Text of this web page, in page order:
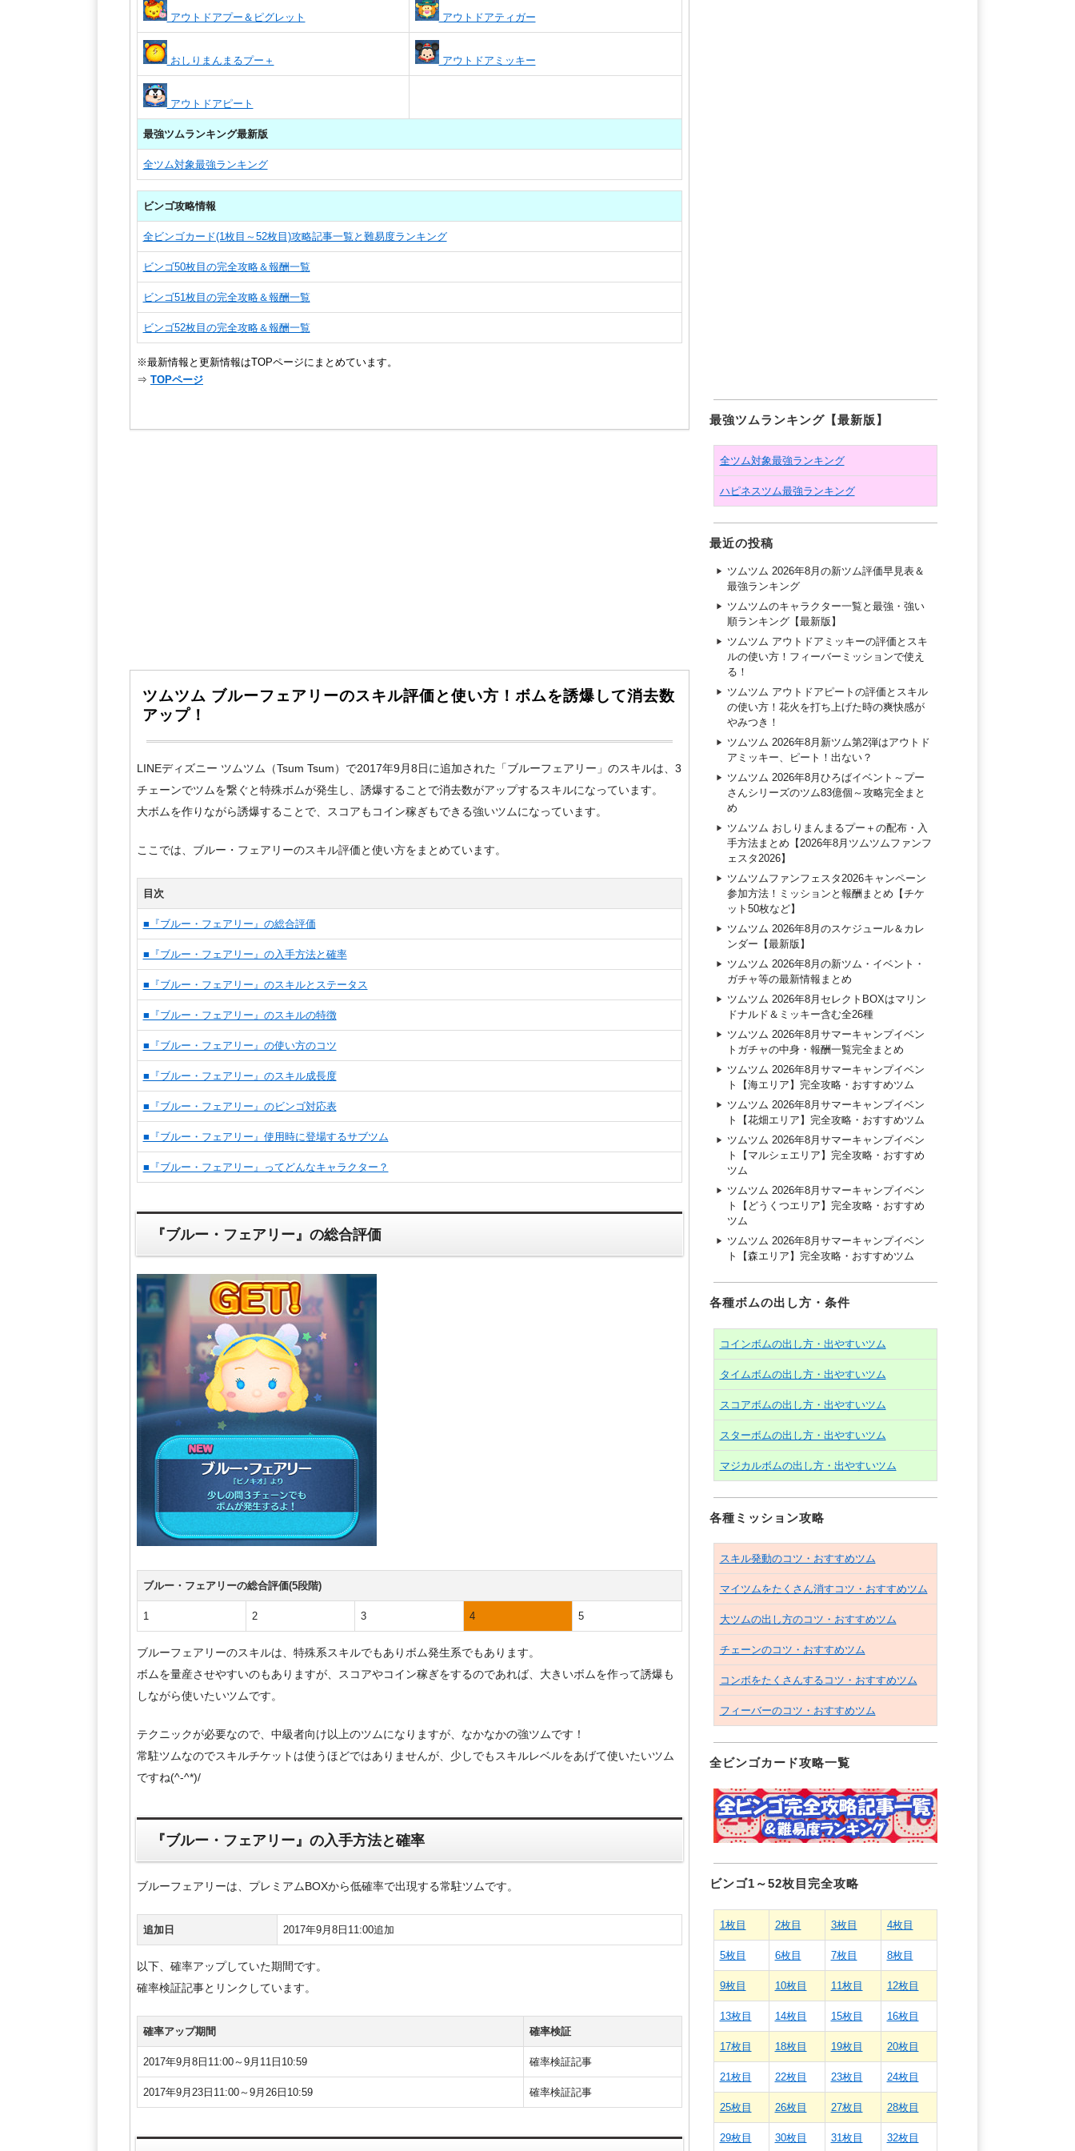
アウトドアプー＆ピグレット アウトドアティガー
おしりまんまるプー＋ アウトドアミッキー
アウトドアピート
最強ツムランキング最新版
全ツム対象最強ランキング
ビンゴ攻略情報
全ビンゴカード(1枚目～52枚目)攻略記事一覧と難易度ランキング
ビンゴ50枚目の完全攻略＆報酬一覧
ビンゴ51枚目の完全攻略＆報酬一覧
ビンゴ52枚目の完全攻略＆報酬一覧
※最新情報と更新情報はTOPページにまとめています。
⇒ TOPページ
ツムツム ブルーフェアリーのスキル評価と使い方！ボムを誘爆して消去数
アップ！
LINEディズニー ツムツム（Tsum Tsum）で2017年9月8日に追加された「ブルーフェアリー」のスキルは、3
チェーンでツムを繋ぐと特殊ボムが発生し、誘爆することで消去数がアップするスキルになっています。
大ボムを作りながら誘爆することで、スコアもコイン稼ぎもできる強いツムになっています。
ここでは、ブルー・フェアリーのスキル評価と使い方をまとめています。
目次
■『ブルー・フェアリー』の総合評価
■『ブルー・フェアリー』の入手方法と確率
■『ブルー・フェアリー』のスキルとステータス
■『ブルー・フェアリー』のスキルの特徴
■『ブルー・フェアリー』の使い方のコツ
■『ブルー・フェアリー』のスキル成長度
■『ブルー・フェアリー』のビンゴ対応表
■『ブルー・フェアリー』使用時に登場するサブツム
■『ブルー・フェアリー』ってどんなキャラクター？
『ブルー・フェアリー』の総合評価
ブルー・フェアリーの総合評価(5段階)
1 2 3 4 5
ブルーフェアリーのスキルは、特殊系スキルでもありボム発生系でもあります。
ボムを量産させやすいのもありますが、スコアやコイン稼ぎをするのであれば、大きいボムを作って誘爆も
しながら使いたいツムです。
テクニックが必要なので、中級者向け以上のツムになりますが、なかなかの強ツムです！
常駐ツムなのでスキルチケットは使うほどではありませんが、少しでもスキルレベルをあげて使いたいツム
ですね(^-^*)/
『ブルー・フェアリー』の入手方法と確率
ブルーフェアリーは、プレミアムBOXから低確率で出現する常駐ツムです。
追加日 2017年9月8日11:00追加
以下、確率アップしていた期間です。
確率検証記事とリンクしています。
確率アップ期間 確率検証
2017年9月8日11:00～9月11日10:59 確率検証記事
2017年9月23日11:00～9月26日10:59 確率検証記事
最強ツムランキング【最新版】
全ツム対象最強ランキング
ハピネスツム最強ランキング
最近の投稿
ツムツム 2026年8月の新ツム評価早見表＆
最強ランキング
ツムツムのキャラクター一覧と最強・強い
順ランキング【最新版】
ツムツム アウトドアミッキーの評価とスキ
ルの使い方！フィーバーミッションで使え
る！
ツムツム アウトドアピートの評価とスキル
の使い方！花火を打ち上げた時の爽快感が
やみつき！
ツムツム 2026年8月新ツム第2弾はアウトド
アミッキー、ピート！出ない？
ツムツム 2026年8月ひろばイベント～プー
さんシリーズのツム83億個～攻略完全まと
め
ツムツム おしりまんまるプー＋の配布・入
手方法まとめ【2026年8月ツムツムファンフ
ェスタ2026】
ツムツムファンフェスタ2026キャンペーン
参加方法！ミッションと報酬まとめ【チケ
ット50枚など】
ツムツム 2026年8月のスケジュール＆カレ
ンダー【最新版】
ツムツム 2026年8月の新ツム・イベント・
ガチャ等の最新情報まとめ
ツムツム 2026年8月セレクトBOXはマリン
ドナルド＆ミッキー含む全26種
ツムツム 2026年8月サマーキャンプイベン
トガチャの中身・報酬一覧完全まとめ
ツムツム 2026年8月サマーキャンプイベン
ト【海エリア】完全攻略・おすすめツム
ツムツム 2026年8月サマーキャンプイベン
ト【花畑エリア】完全攻略・おすすめツム
ツムツム 2026年8月サマーキャンプイベン
ト【マルシェエリア】完全攻略・おすすめ
ツム
ツムツム 2026年8月サマーキャンプイベン
ト【どうくつエリア】完全攻略・おすすめ
ツム
ツムツム 2026年8月サマーキャンプイベン
ト【森エリア】完全攻略・おすすめツム
各種ボムの出し方・条件
コインボムの出し方・出やすいツム
タイムボムの出し方・出やすいツム
スコアボムの出し方・出やすいツム
スターボムの出し方・出やすいツム
マジカルボムの出し方・出やすいツム
各種ミッション攻略
スキル発動のコツ・おすすめツム
マイツムをたくさん消すコツ・おすすめツム
大ツムの出し方のコツ・おすすめツム
チェーンのコツ・おすすめツム
コンボをたくさんするコツ・おすすめツム
フィーバーのコツ・おすすめツム
全ビンゴカード攻略一覧
ビンゴ1～52枚目完全攻略
1枚目 2枚目 3枚目 4枚目
5枚目 6枚目 7枚目 8枚目
9枚目 10枚目 11枚目 12枚目
13枚目 14枚目 15枚目 16枚目
17枚目 18枚目 19枚目 20枚目
21枚目 22枚目 23枚目 24枚目
25枚目 26枚目 27枚目 28枚目
29枚目 30枚目 31枚目 32枚目